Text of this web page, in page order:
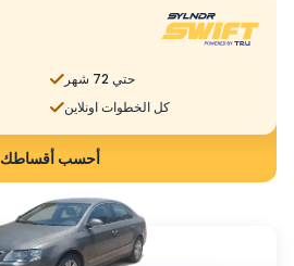
حتي 72 شهر
كل الخطوات اونلاين
أحسب أقساطك